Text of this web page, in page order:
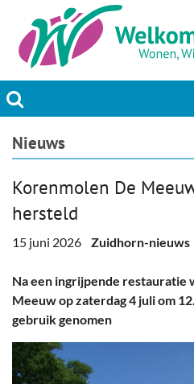
Actueel
Welzijn & Maatschappij
Bedrijven
Prikbord & Aanbiedingen
Plaats bericht
Nieuws
Korenmolen De
hersteld
15 juni 2026 Zuidhorn-nieuws
Na een ingrijpende restauratie
Meeuw op zaterdag 4 juli om
gebruik genomen